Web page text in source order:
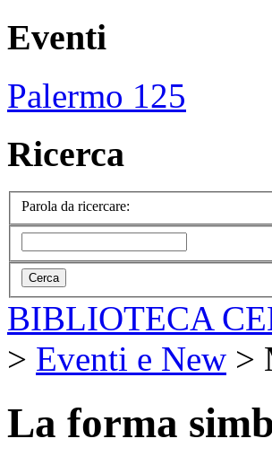
Eventi
Palermo 125
Ricerca
Parola da ricercare:
BIBLIOTECA
> Eventi e New >
La forma